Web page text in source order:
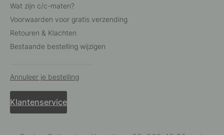
Wat zijn c/c-maten?
Voorwaarden voor gratis verzending
Retouren & Klachten
Bestaande bestelling wijzigen
Annuleer je bestelling
Klantenservice